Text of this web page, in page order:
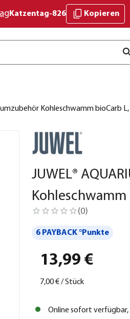
Katzentag-826 Kopieren
Kohleschwamm bioCarb
JUWEL®
Kohleschwamm
(0)
6 PAYBACK °Punkte
13,99 €
7,00 €/Stück
Online sofort